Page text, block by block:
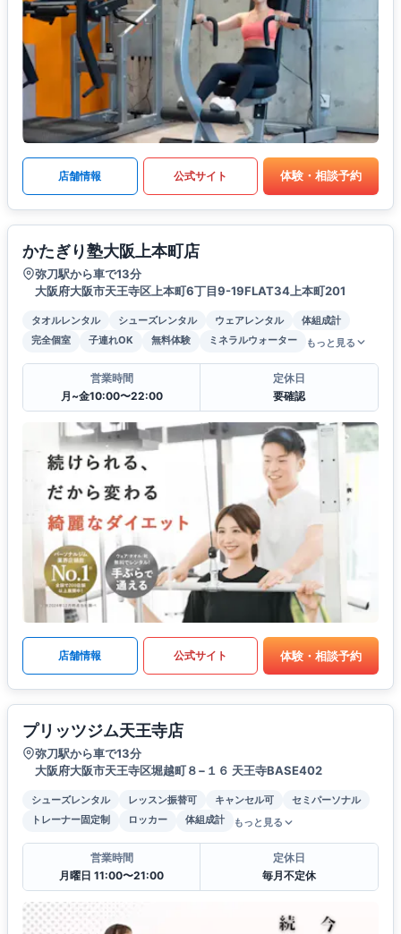
店舗情報 公式サイト 体験・相談予約
かたぎり塾大阪上本町店
弥刀駅から車で13分
大阪府大阪市天王寺区上本町6丁目9-19FLAT34上本町201
タオルレンタル シューズレンタル ウェアレンタル
体組成計
完全個室
子連れOK 無料体験 ミネラルウォーター もっと見る
営業時間
月~金10:00〜22:00
定休日
要確認
店舗情報 公式サイト 体験・相談予約
プリッツジム天王寺店
弥刀駅から車で13分
大阪府大阪市天王寺区堀越町８−１６ 天王寺BASE402
シューズレンタル レッスン振替可 キャンセル可
セミパーソナル
トレーナー固定制
ロッカー 体組成計 もっと見る
営業時間
月曜日 11:00〜21:00
定休日
毎月不定休